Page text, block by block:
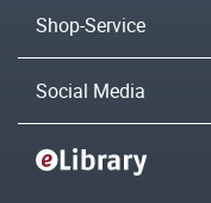
Shop-Service
Social Media